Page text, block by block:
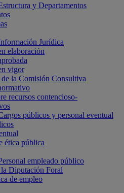
y Departamentos
Jurídica
elaboración
vigor
la Comisión Consultiva
recursos contencioso-
públicos y personal eventual
ética pública
empleado público
la Diputación Foral
de empleo